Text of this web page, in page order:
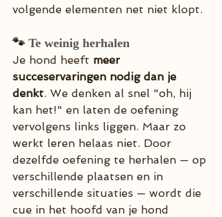
volgende elementen net niet klopt.
🐾 Te weinig herhalen
Je hond heeft meer
succeservaringen nodig dan je
denkt. We denken al snel "oh, hij
kan het!" en laten de oefening
vervolgens links liggen. Maar zo
werkt leren helaas niet. Door
dezelfde oefening te herhalen — op
verschillende plaatsen en in
verschillende situaties — wordt die
cue in het hoofd van je hond